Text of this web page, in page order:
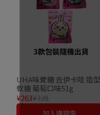
UHA味覺糖 吉伊卡哇 造型
軟糖 葡萄口味51g
¥263¥328
加入購物車